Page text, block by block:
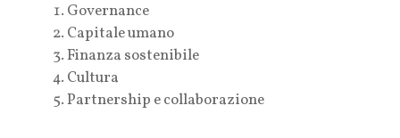
Governance
Capitale umano
Finanza sostenibile
Cultura
Partnership e collaborazione